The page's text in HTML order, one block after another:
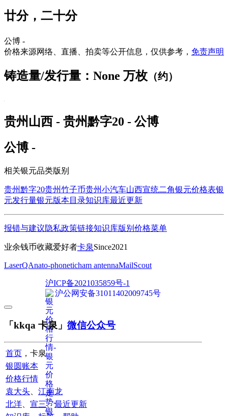
廿分，二十分
公博 -
价格来源网络、直播、拍卖等公开信息，仅供参考， 免责声明
铸造量/发行量：None 万枚 （约）
贵州山西 - 贵州黔字20 - 公博
公博 -
相关银元品类版别
贵州黔字20贵州竹子币贵州小汽车山西宣统二角银元价格表银
元发行量银元版本目录知识库最近更新
报错与建议隐私政策链接知识库版别 价格菜单
业余钱币收藏爱好者卡泉Since2021
LaserQAnato-phoneticham antennaMailScout
沪ICP备2021035859号-1
沪公网安备31011402009745号
「kkqa 卡泉」 微信公众号
首页 ，卡泉
银圆账本
价格行情
袁大头
江南龙
北洋
宣三、最近更新